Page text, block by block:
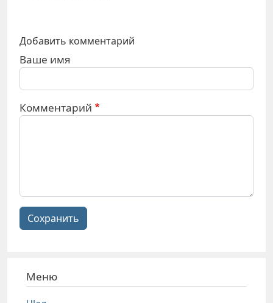
Добавить комментарий
Ваше имя
Комментарий
Сохранить
Меню